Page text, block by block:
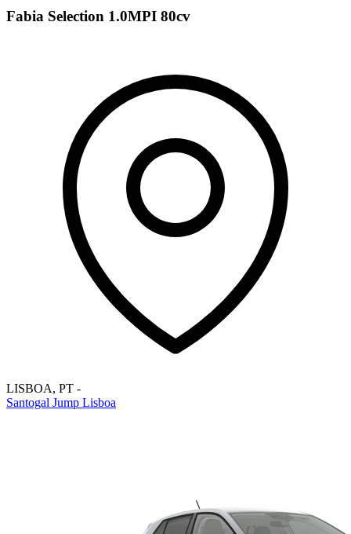
Fabia Selection 1.0MPI 80cv
LISBOA, PT -
Santogal Jump Lisboa